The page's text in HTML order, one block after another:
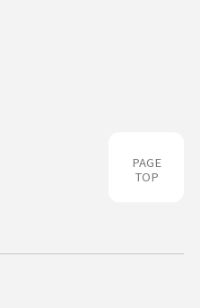
PAGE
TOP